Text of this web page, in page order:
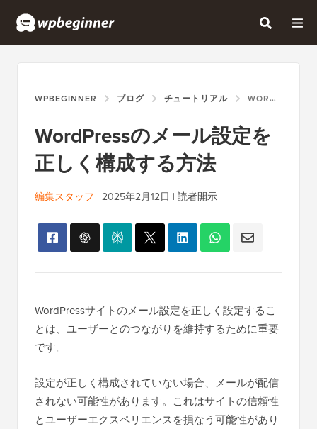
WPBEGINNER ブログ チュートリアル WORDPRESSのメール設定を正しく構成する方法
WordPressのメール設定を
正しく構成する方法
編集スタッフ | 2025年2月12日 | 読者開示
WordPressサイトのメール設定を正しく設定するこ
とは、ユーザーとのつながりを維持するために重要
です。
設定が正しく構成されていない場合、メールが配信
されない可能性があります。これはサイトの信頼性
とユーザーエクスペリエンスを損なう可能性があり